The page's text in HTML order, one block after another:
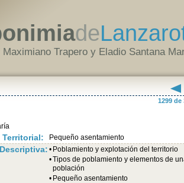
de
Maximiano Trapero y Eladio Santana
1299 de
Pequeño asentamiento
• Poblamiento y explotación del territorio
•Tipos de poblamiento y elementos de
población
• Pequeño asentamiento